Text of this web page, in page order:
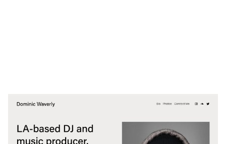
Dominic Waverly
0.00 $192+
2 Kategorien